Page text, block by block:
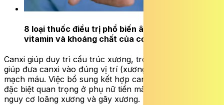
8 loại thuốc điều trị phổ biến âm thầm ‘rút cạn’
vitamin và khoáng chất của cơ thể
Canxi giúp duy trì cấu trúc xương, trong khi vitamin K2
giúp đưa canxi vào đúng vị trí (xương) thay vì tích tụ ở
mạch máu. Việc bổ sung kết hợp canxi – vitamin D – K2
đặc biệt quan trọng ở phụ nữ tiền mãn kinh nhằm giảm
nguy cơ loãng xương và gãy xương.